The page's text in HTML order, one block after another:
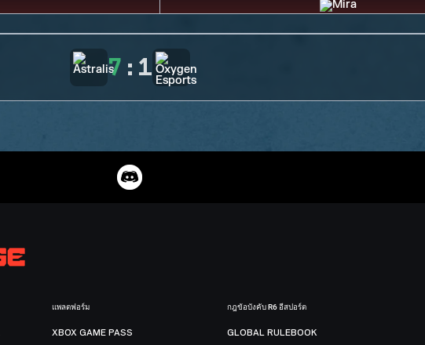
7 : 1
แพลตฟอร์ม
XBOX GAME PASS
กฎข้อบังคับ R6 อีสปอร์ต
GLOBAL RULEBOOK